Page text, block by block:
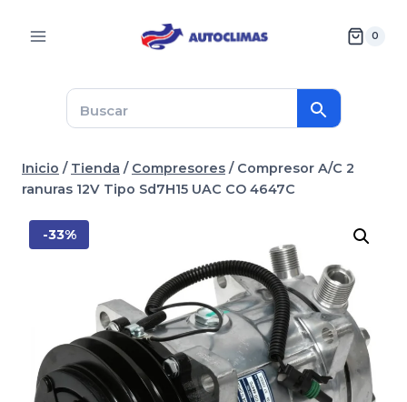
0
Inicio / Tienda / Compresores / Compresor A/C 2
ranuras 12V Tipo Sd7H15 UAC CO 4647C
-33%